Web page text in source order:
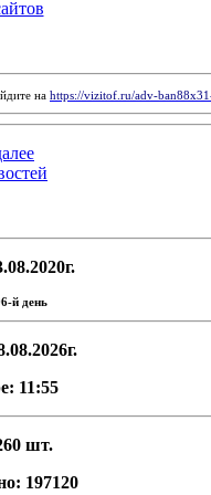
на https://vizitof.ru/adv-
й день
11:55
шт.
197120